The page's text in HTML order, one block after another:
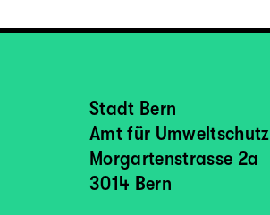
Stadt Bern
Amt für Umweltschutz
Morgartenstrasse 2a
3014 Bern